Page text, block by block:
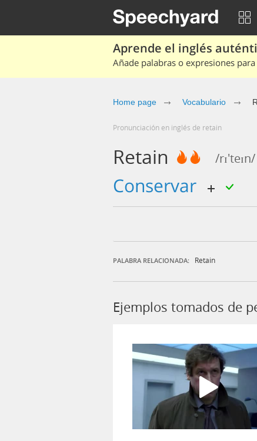
Aprende el inglés
Añade palabras o expresiones
Home page Vocabulario
Pronunciación en inglés de retain
Retain /rɪ'teɪn/
conservar
PALABRA RELACIONADA: Retain
Ejemplos tomados de